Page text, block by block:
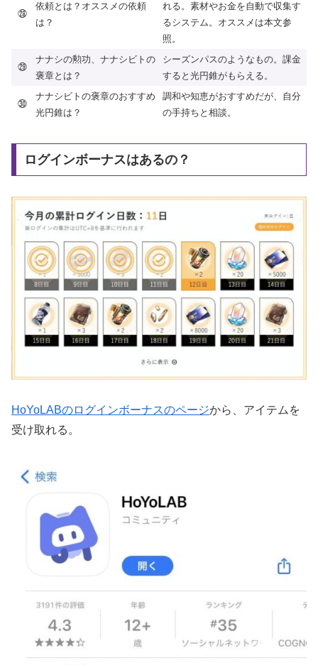
㉘
依頼とは？オススメの依頼
は？
れる。素材やお金を自動で収集す
るシステム。オススメは本文参
照。
㉙
ナナシの勲功、ナナシビトの
褒章とは？
シーズンパスのようなもの。課金
すると光円錐がもらえる。
㉚
ナナシビトの褒章のおすすめ
光円錐は？
調和や知恵がおすすめだが、自分
の手持ちと相談。
ログインボーナスはあるの？
HoYoLABのログインボーナスのページから、アイテムを
受け取れる。